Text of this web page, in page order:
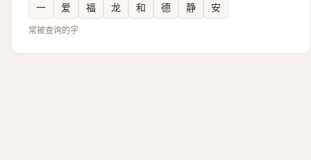
一 爱 福 龙 和 德 静 安
常被查询的字